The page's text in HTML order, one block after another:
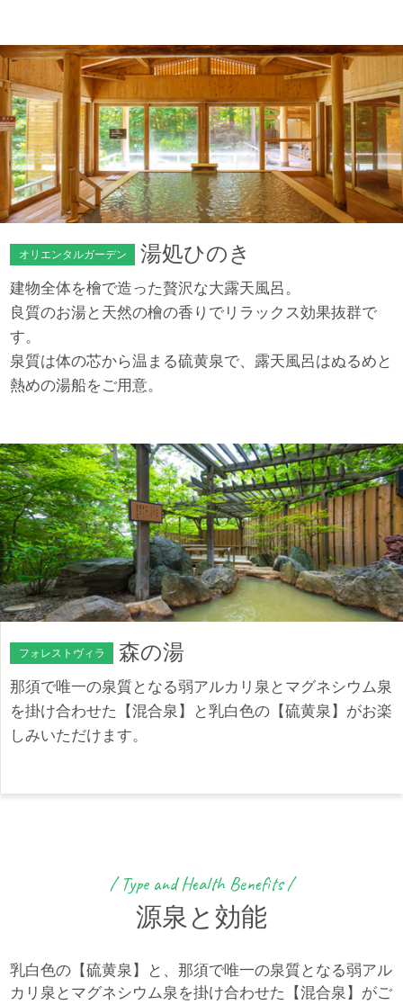
オリエンタルガーデン 湯処ひのき
建物全体を檜で造った贅沢な大露天風呂。
良質のお湯と天然の檜の香りでリラックス効果抜群で
す。
泉質は体の芯から温まる硫黄泉で、露天風呂はぬるめと
熱めの湯船をご用意。
フォレストヴィラ 森の湯
那須で唯一の泉質となる弱アルカリ泉とマグネシウム泉
を掛け合わせた【混合泉】と乳白色の【硫黄泉】がお楽
しみいただけます。
/ Type and Health Benefits /
源泉と効能
乳白色の【硫黄泉】と、那須で唯一の泉質となる弱アル
カリ泉とマグネシウム泉を掛け合わせた【混合泉】がご